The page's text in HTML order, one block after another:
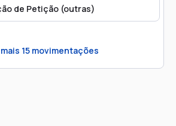
de Petição (outras)
15 movimentações